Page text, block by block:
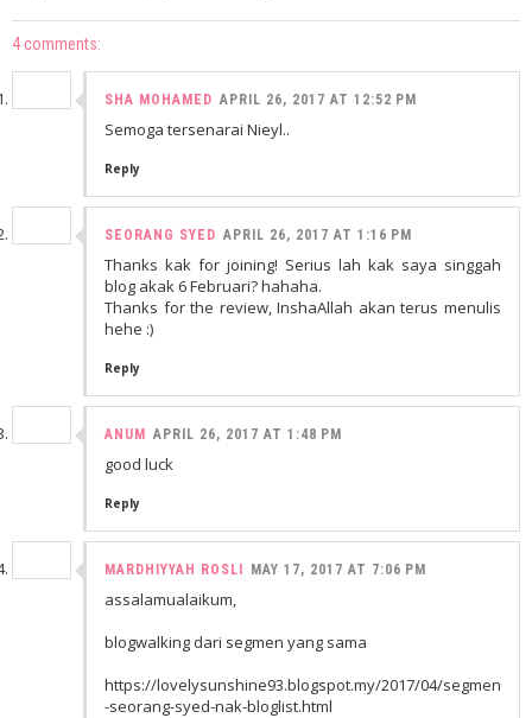
4 comments:
SHA MOHAMED APRIL 26, 2017 AT 12:52 PM
Semoga tersenarai Nieyl..
Reply
SEORANG SYED APRIL 26, 2017 AT 1:16 PM
Thanks kak for joining! Serius lah kak saya singgah
blog akak 6 Februari? hahaha.
Thanks for the review, InshaAllah akan terus menulis
hehe :)
Reply
ANUM APRIL 26, 2017 AT 1:48 PM
good luck
Reply
MARDHIYYAH ROSLI MAY 17, 2017 AT 7:06 PM
assalamualaikum,
blogwalking dari segmen yang sama
https://lovelysunshine93.blogspot.my/2017/04/segmen
-seorang-syed-nak-bloglist.html